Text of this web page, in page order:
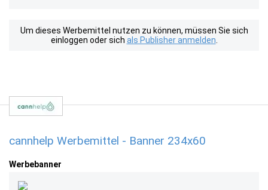
Um dieses Werbemittel nutzen zu können, müssen Sie sich
einloggen oder sich als Publisher anmelden
cannhelp Werbemittel - Banner 234x60
Werbebanner